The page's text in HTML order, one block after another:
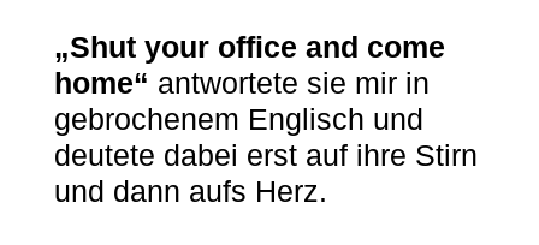
„Shut your office and come
home“ antwortete sie mir in
gebrochenem Englisch und
deutete dabei erst auf ihre Stirn
und dann aufs Herz.